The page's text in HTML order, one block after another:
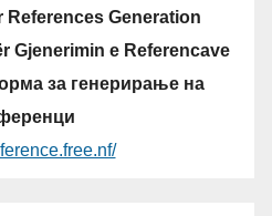
References Generation
Gjenerimin e Referencave
за генерирање на